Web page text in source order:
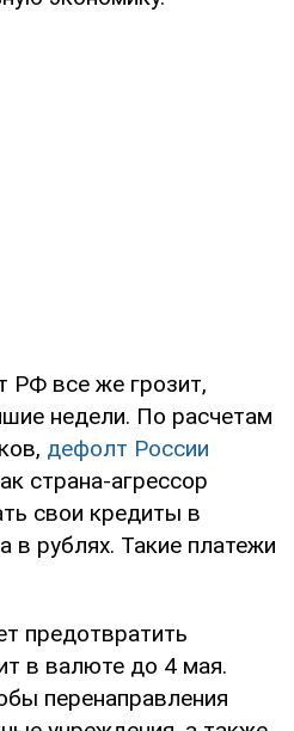
РФ все же грозит,
недели. По расчетам
дефолт России
страна-агрессор
свои кредиты в
в рублях. Такие платежи
предотвратить
в валюте до 4 мая.
перенаправления